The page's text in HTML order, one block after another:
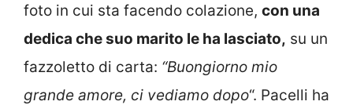
foto in cui sta facendo colazione, con una
dedica che suo marito le ha lasciato, su un
fazzoletto di carta: “Buongiorno mio
grande amore, ci vediamo dopo“. Pacelli ha